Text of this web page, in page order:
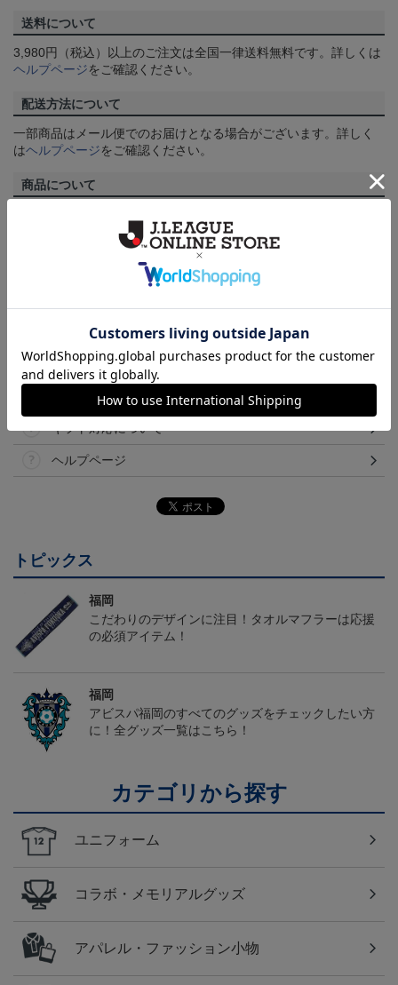
送料について
3,980円（税込）以上のご注文は全国一律送料無料です。詳しくは
ヘルプページをご確認ください。
配送方法について
一部商品はメール便でのお届けとなる場合がございます。詳しく
はヘルプページをご確認ください。
商品について
商品画像は、お使いのパソコンのモニターおよびスマートフォン
のメーカー・機種・画面設定等により、実際の商品の色と異なっ
て見える場合がございます。あらかじめご了承ください。
告なく変更になることがございます。
その他
決済について
ギフト対応について
ヘルプページ
トピックス
福岡
こだわりのデザインに注目！タオルマフラーは応援
の必須アイテム！
福岡
アビスパ福岡のすべてのグッズをチェックしたい方
に！全グッズ一覧はこちら！
カテゴリから探す
ユニフォーム
コラボ・メモリアルグッズ
アパレル・ファッション小物